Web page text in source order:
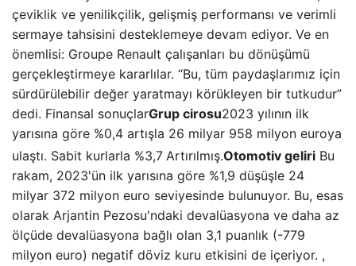
çeviklik ve yenilikçilik, gelişmiş performansı ve verimli
sermaye tahsisini desteklemeye devam ediyor. Ve en
önemlisi: Groupe Renault çalışanları bu dönüşümü
gerçekleştirmeye kararlılar. “Bu, tüm paydaşlarımız için
sürdürülebilir değer yaratmayı körükleyen bir tutkudur”
dedi. Finansal sonuçlarGrup cirosu2023 yılının ilk
yarısına göre %0,4 artışla 26 milyar 958 milyon euroya
ulaştı. Sabit kurlarla %3,7 Artırılmış.Otomotiv geliri Bu
rakam, 2023'ün ilk yarısına göre %1,9 düşüşle 24
milyar 372 milyon euro seviyesinde bulunuyor. Bu, esas
olarak Arjantin Pezosu'ndaki devalüasyona ve daha az
ölçüde devalüasyona bağlı olan 3,1 puanlık (-779
milyon euro) negatif döviz kuru etkisini de içeriyor. ,